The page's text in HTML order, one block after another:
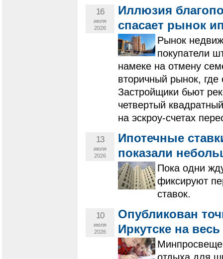
16
июля
2026
Иллюзия
спасает рынок
Рынок
покупатели
намеке на отмену
вторичный рынок, где
Застройщики бьют
четвертый
на эскроу-счетах
13
июля
2026
Ипотечные
показали
Пока одни
фиксируют
ставок.
10
июля
2026
Опубликован
Иркутске на весь